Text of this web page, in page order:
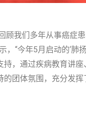
顾我们多年从事癌症
“今年5月启动的‘肺
，通过疾病教育讲
团体氛围，充分发挥